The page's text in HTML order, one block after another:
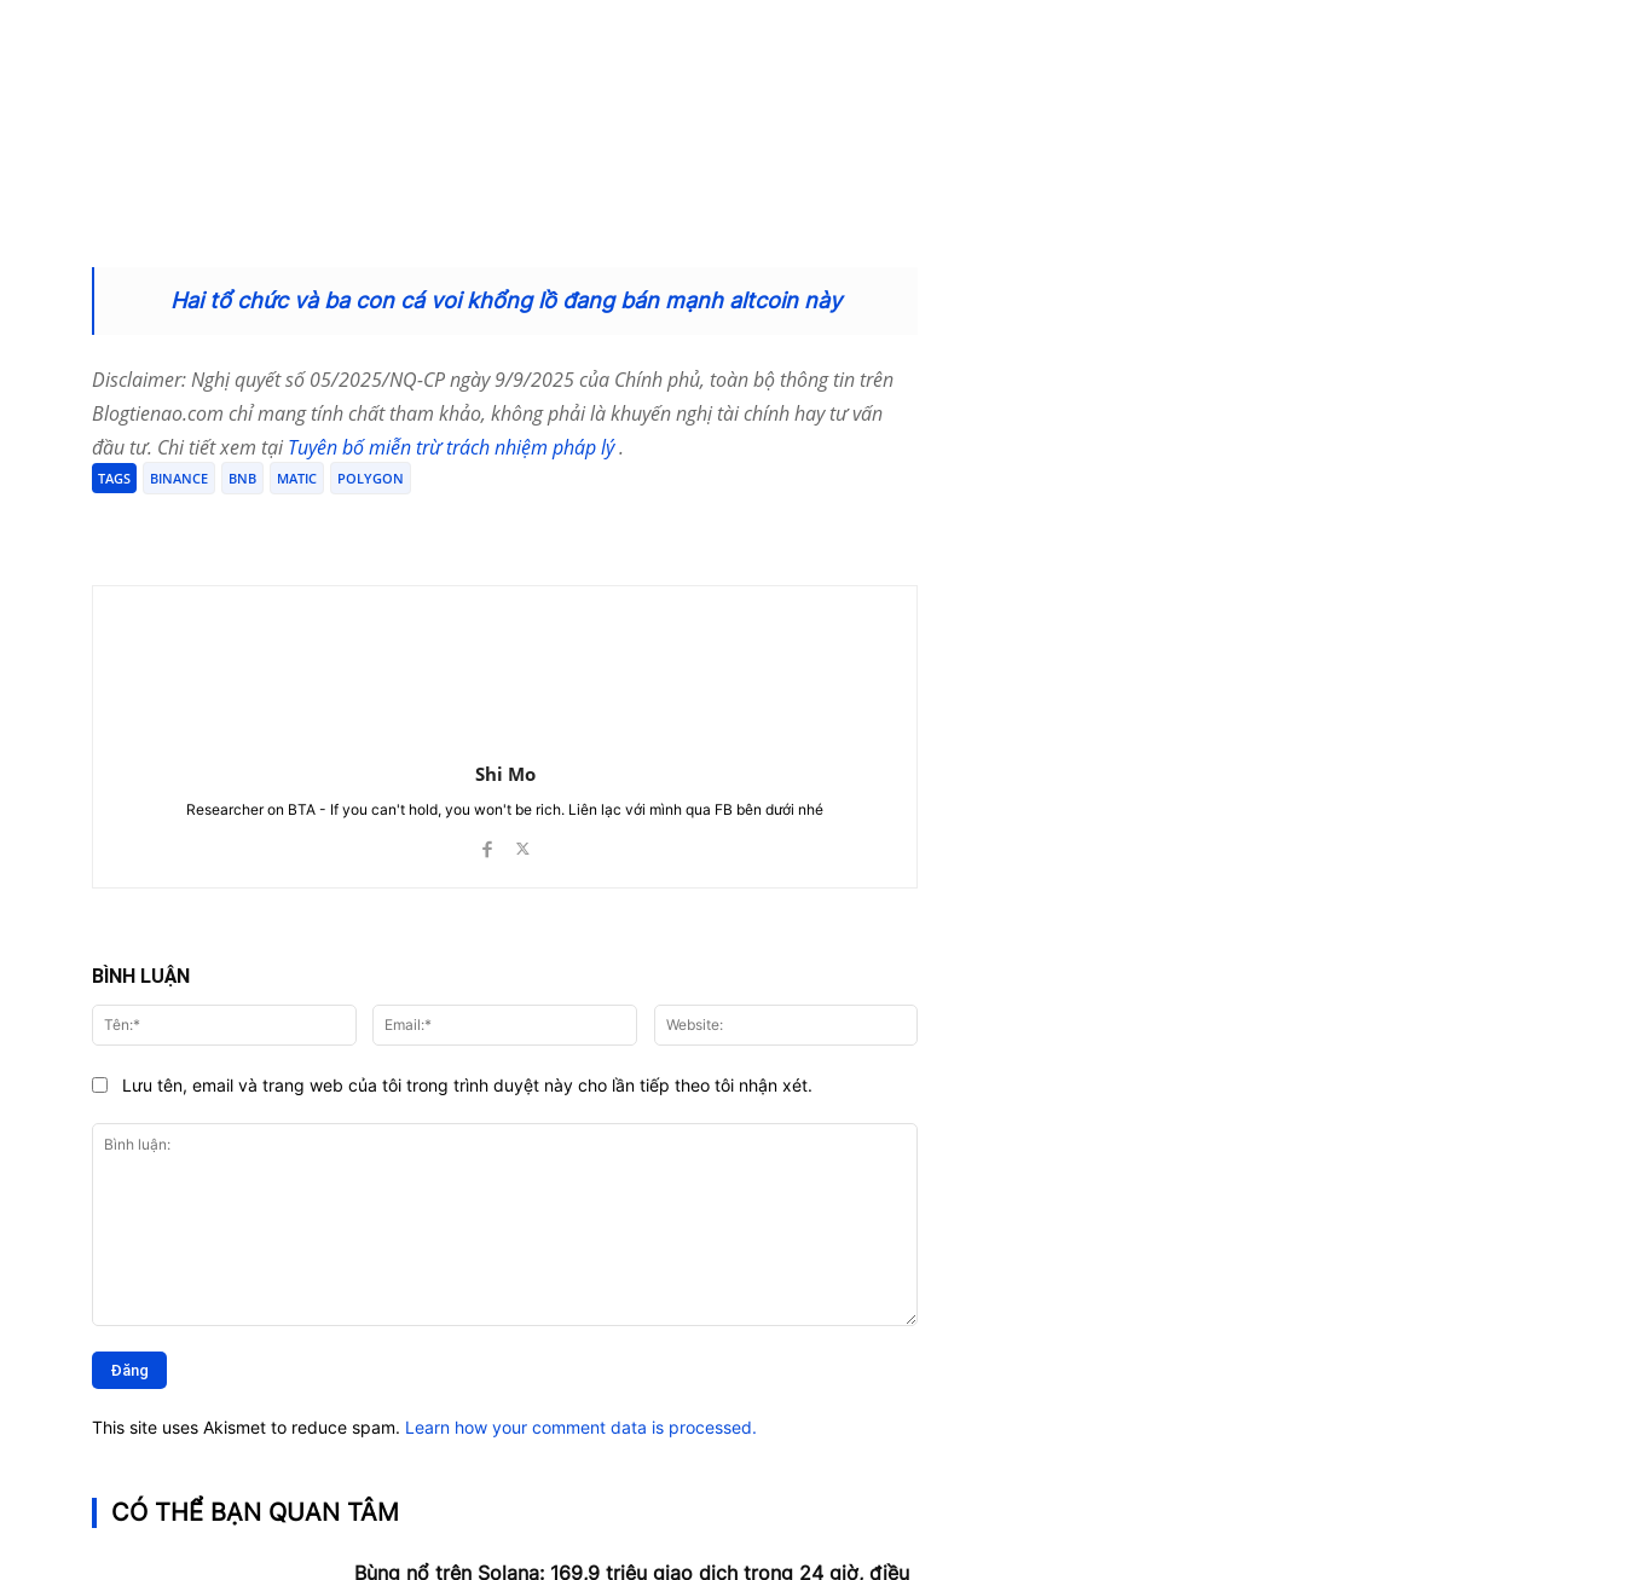
Hai tổ chức và ba con cá voi khổng lồ đang bán mạnh altcoin này
Disclaimer: Nghị quyết số 05/2025/NQ-CP ngày 9/9/2025 của Chính phủ, toàn bộ thông tin trên
Blogtienao.com chỉ mang tính chất tham khảo, không phải là khuyến nghị tài chính hay tư vấn
đầu tư. Chi tiết xem tạiTuyên bố miễn trừ trách nhiệm pháp lý.
TAGS BINANCE BNB MATIC POLYGON
Shi Mo
Researcher on BTA - If you can't hold, you won't be rich. Liên lạc với mình qua FB bên dưới nhé
BÌNH LUẬN
luận:
Tên:* Email:*
Lưu tên, email và trang web của tôi trong trình duyệt này cho lần tiếp theo tôi nhận xét.
This site uses Akismet to reduce spam. Learn how your comment data is processed.
CÓ THỂ BẠN QUAN TÂM
Bùng nổ trên Solana: 169,9 triệu giao dịch trong 24 giờ, điều